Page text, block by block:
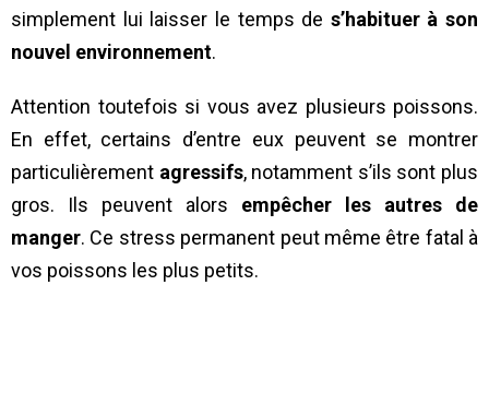
simplement lui laisser le temps de s’habituer à son
nouvel environnement.
Attention toutefois si vous avez plusieurs poissons.
En effet, certains d’entre eux peuvent se montrer
particulièrement agressifs, notamment s’ils sont plus
gros. Ils peuvent alors empêcher les autres de
manger. Ce stress permanent peut même être fatal à
vos poissons les plus petits.